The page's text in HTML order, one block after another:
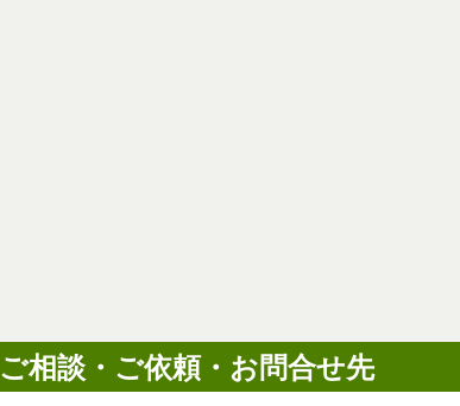
ご相談・ご依頼・お問合せ先